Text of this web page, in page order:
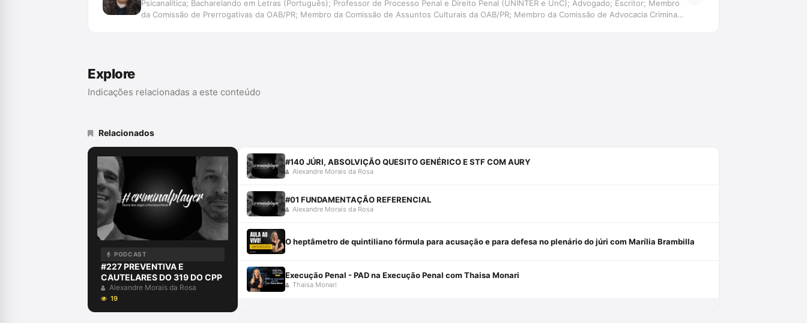
Psicanalítica; Bacharelando em Letras (Português); Professor de Processo Penal e Direito Penal (UNINTER e UnC); Advogado; Escritor; Membro
da Comissão de Prerrogativas da OAB/PR; Membro da Comissão de Assuntos Culturais da OAB/PR; Membro da Comissão de Advocacia Criminal
Explore
Indicações relacionadas a este conteúdo
Relacionados
PODCAST
#227 PREVENTIVA E
CAUTELARES DO 319 DO CPP
Alexandre Morais da Rosa
19
#140 JÚRI, ABSOLVIÇÃO QUESITO GENÉRICO E STF COM AURY
Alexandre Morais da Rosa
#01 FUNDAMENTAÇÃO REFERENCIAL
Alexandre Morais da Rosa
O heptâmetro de quintiliano fórmula para acusação e para defesa no plenário do júri com Marília Brambilla
Execução Penal - PAD na Execução Penal com Thaisa Monari
Thaisa Monari